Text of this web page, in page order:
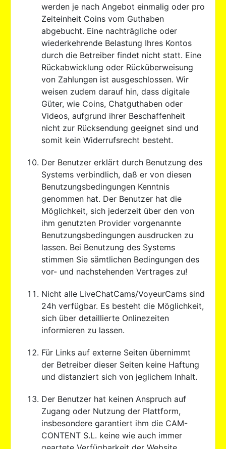
werden je nach Angebot einmalig oder pro
Zeiteinheit Coins vom Guthaben
abgebucht. Eine nachträgliche oder
wiederkehrende Belastung Ihres Kontos
durch die Betreiber findet nicht statt. Eine
Rückabwicklung oder Rücküberweisung
von Zahlungen ist ausgeschlossen. Wir
weisen zudem darauf hin, dass digitale
Güter, wie Coins, Chatguthaben oder
Videos, aufgrund ihrer Beschaffenheit
nicht zur Rücksendung geeignet sind und
somit kein Widerrufsrecht besteht.
Der Benutzer erklärt durch Benutzung des
Systems verbindlich, daß er von diesen
Benutzungsbedingungen Kenntnis
genommen hat. Der Benutzer hat die
Möglichkeit, sich jederzeit über den von
ihm genutzten Provider vorgenannte
Benutzungsbedingungen ausdrucken zu
lassen. Bei Benutzung des Systems
stimmen Sie sämtlichen Bedingungen des
vor- und nachstehenden Vertrages zu!
Nicht alle LiveChatCams/VoyeurCams sind
24h verfügbar. Es besteht die Möglichkeit,
sich über detaillierte Onlinezeiten
informieren zu lassen.
Für Links auf externe Seiten übernimmt
der Betreiber dieser Seiten keine Haftung
und distanziert sich von jeglichem Inhalt.
Der Benutzer hat keinen Anspruch auf
Zugang oder Nutzung der Plattform,
insbesondere garantiert ihm die CAM-
CONTENT S.L. keine wie auch immer